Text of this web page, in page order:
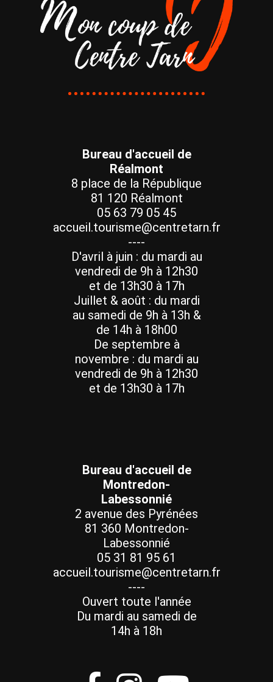
Bureau d'accueil de
Réalmont
8 place de la République
81 120 Réalmont
05 63 79 05 45
accueil.tourisme@centretarn.fr
----
D'avril à juin : du mardi au
vendredi de 9h à 12h30
et de 13h30 à 17h
Juillet & août : du mardi
au samedi de 9h à 13h &
de 14h à 18h00
De septembre à
novembre : du mardi au
vendredi de 9h à 12h30
et de 13h30 à 17h
Bureau d'accueil de
Montredon-
Labessonnié
2 avenue des Pyrénées
81 360 Montredon-
Labessonnié
05 31 81 95 61
accueil.tourisme@centretarn.fr
----
Ouvert toute l'année
Du mardi au samedi de
14h à 18h